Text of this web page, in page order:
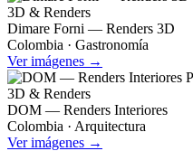
3D & Renders
Dimare Forni — Renders 3D
Colombia · Gastronomía
Ver imágenes →
3D & Renders
DOM — Renders Interiores
Colombia · Arquitectura
Ver imágenes →